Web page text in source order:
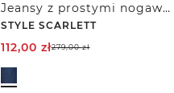
Jeansy z prostymi nogawkami
STYLE SCARLETT
112,00 zł279,00zł